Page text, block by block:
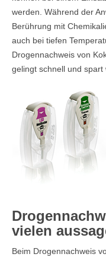
werden. Während der
Berührung mit
auch bei tiefen
Drogennachweis von
gelingt schnell und spart
vielen
Beim Drogennachweis